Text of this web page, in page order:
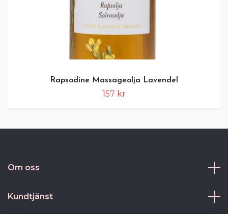
Rapsodine Massageolja Lavendel
157 kr
Om oss
Kundtjänst